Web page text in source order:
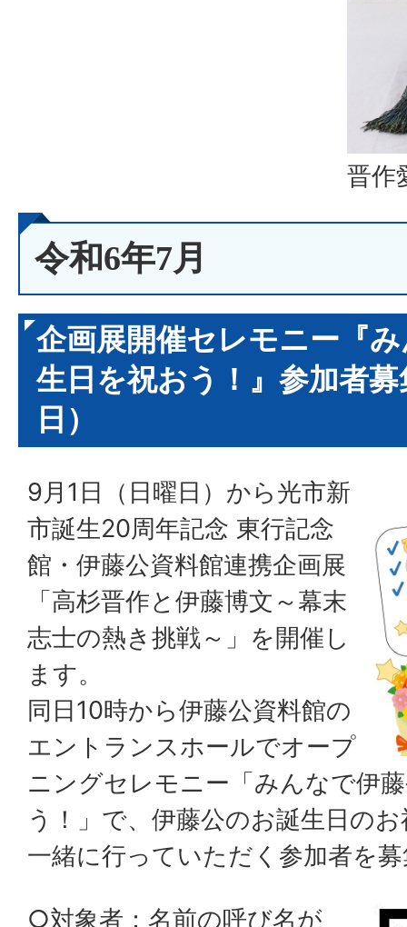
晋作
令和6年7月
企画展開催セレモニー『
生日を祝おう！』参加者募
日）
9月1日（日曜日）から光市新
市誕生20周年記念 東行記念
館・伊藤公資料館連携企画展
「高杉晋作と伊藤博文～幕末
志士の熱き挑戦～」を開催し
ます。
同日10時から伊藤公資料館の
エントランスホールでオープ
ニングセレモニー「みんなで伊
う！」で、伊藤公のお誕生日の
一緒に行っていただく参加者を
○対象者：名前の呼び名が